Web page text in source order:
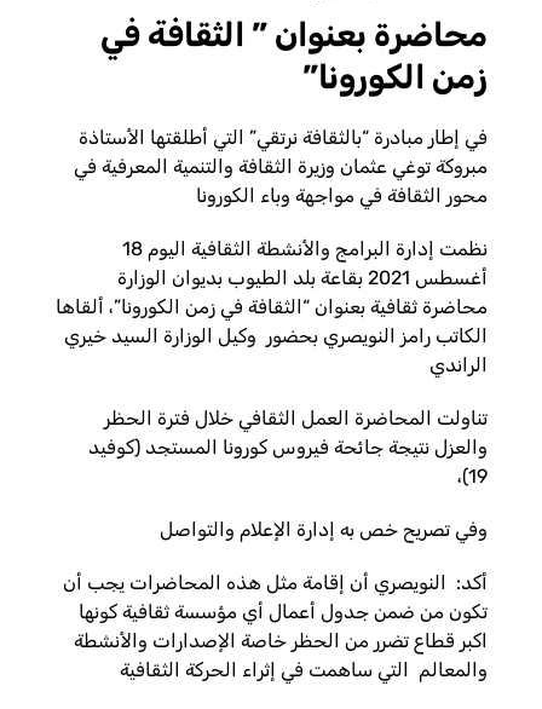
محاضرة بعنوان ” الثقافة في
زمن الكورونا”
في إطار مبادرة “بالثقافة نرتقي” التي أطلقتها الأستاذة
مبروكة توغي عثمان وزيرة الثقافة والتنمية المعرفية في
محور الثقافة في مواجهة وباء الكورونا
نظمت إدارة البرامج والأنشطة الثقافية اليوم 18
أغسطس 2021 بقاعة بلد الطيوب بديوان الوزارة
محاضرة ثقافية بعنوان “الثقافة في زمن الكورونا”، ألقاها
الكاتب رامز النويصري بحضور وكيل الوزارة السيد خيري
الراندي
تناولت المحاضرة العمل الثقافي خلال فترة الحظر
والعزل نتيجة جائحة فيروس كورونا المستجد (كوفيد
19
)،
وفي تصريح خص به إدارة الإعلام والتواصل
أكد: النويصري أن إقامة مثل هذه المحاضرات يجب أن
تكون من ضمن جدول أعمال أي مؤسسة ثقافية كونها
اكبر قطاع تضرر من الحظر خاصة الإصدارات والأنشطة
والمعالم التي ساهمت في إثراء الحركة الثقافية